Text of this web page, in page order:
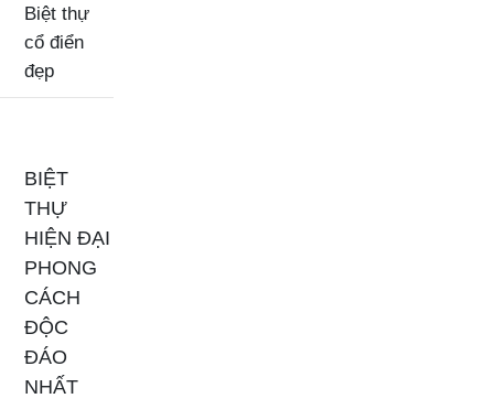
Biệt thự
cổ điển
đẹp
BIỆT
THỰ
HIỆN ĐẠI
PHONG
CÁCH
ĐỘC
ĐÁO
NHẤT